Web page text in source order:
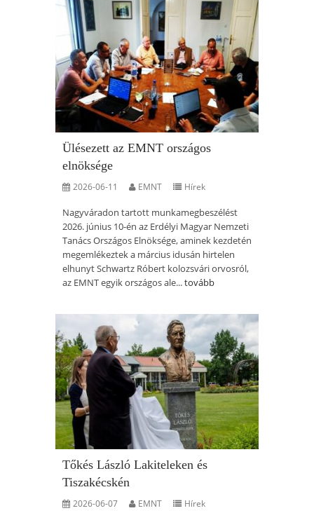
Ülésezett az EMNT országos
elnöksége
2026-06-11 EMNT Hírek
Nagyváradon tartott munkamegbeszélést
2026. június 10-én az Erdélyi Magyar Nemzeti
Tanács Országos Elnöksége, aminek kezdetén
megemlékeztek a március idusán hirtelen
elhunyt Schwartz Róbert kolozsvári orvosról,
az EMNT egyik országos ale...tovább
Tőkés László Lakiteleken és
Tiszakécskén
2026-06-07 EMNT Hírek